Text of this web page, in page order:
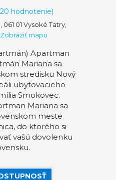
20 hodnotenie)
01 Vysoké Tatry,
Zobraziť mapu
Apartman
Mariana sa
stredisku Nový
ubytovacieho
Smokovec.
Mariana sa
meste
do ktorého si
vašú dovolenku